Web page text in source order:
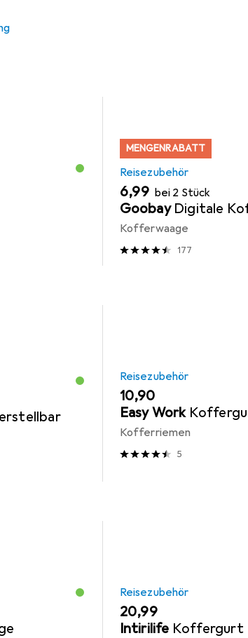
zum Produkt Heys Fashion Ride-On -
MENGENRABATT
Reisezubehör
EUR
6,99 bei 2 Stück
Goobay Digitale
Kofferwaage
177
Reisezubehör
EUR
10,90
Easy Work
Kofferriemen
5
Reisezubehör
EUR
20,99
Intirilife Koffergurt